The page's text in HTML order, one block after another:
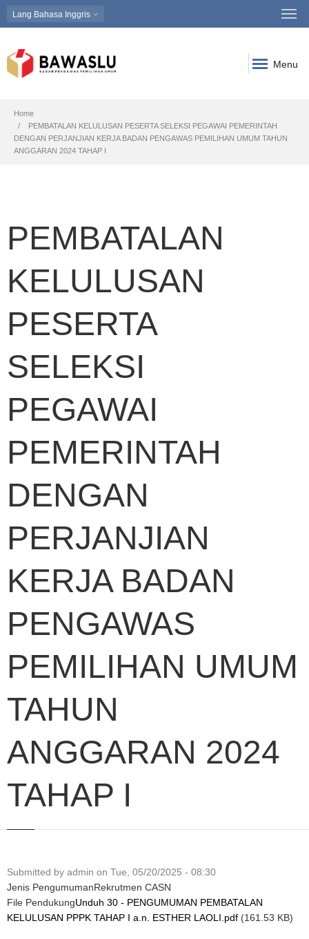
Lang Bahasa Inggris
Menu
Breadcrumb
Home
PEMBATALAN KELULUSAN PESERTA SELEKSI PEGAWAI PEMERINTAH
DENGAN PERJANJIAN KERJA BADAN PENGAWAS PEMILIHAN UMUM TAHUN
ANGGARAN 2024 TAHAP I
PEMBATALAN
KELULUSAN
PESERTA
SELEKSI
PEGAWAI
PEMERINTAH
DENGAN
PERJANJIAN
KERJA BADAN
PENGAWAS
PEMILIHAN UMUM
TAHUN
ANGGARAN 2024
TAHAP I
Submitted by admin on Tue, 05/20/2025 - 08:30
Jenis PengumumanRekrutmen CASN
File PendukungUnduh 30 - PENGUMUMAN PEMBATALAN
KELULUSAN PPPK TAHAP I a.n. ESTHER LAOLI.pdf (161.53 KB)